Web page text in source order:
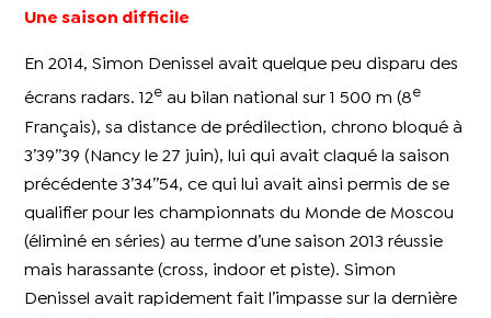
Une saison difficile
En 2014, Simon Denissel avait quelque peu disparu des
écrans radars. 12e au bilan national sur 1 500 m (8e
Français), sa distance de prédilection, chrono bloqué à
3’39’’39 (Nancy le 27 juin), lui qui avait claqué la saison
précédente 3’34’’54, ce qui lui avait ainsi permis de se
qualifier pour les championnats du Monde de Moscou
(éliminé en séries) au terme d’une saison 2013 réussie
mais harassante (cross, indoor et piste). Simon
Denissel avait rapidement fait l’impasse sur la dernière